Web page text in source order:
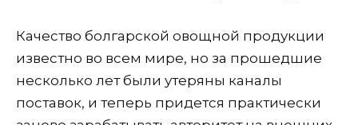
Качество болгарской овощной продукции
известно во всем мире, но за прошедшие
несколько лет были утеряны каналы
поставок, и теперь придется практически